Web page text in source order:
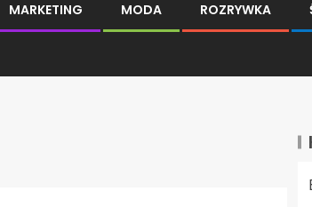
MARKETING MODA ROZRYWKA